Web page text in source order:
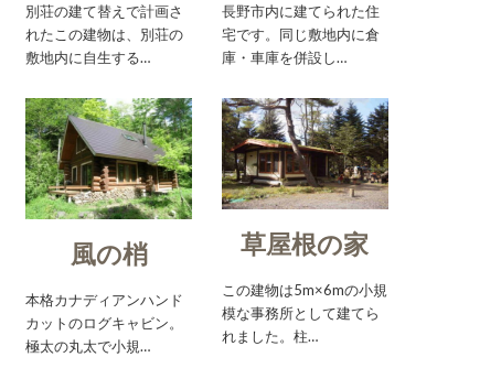
別荘の建て替えで計画さ
れたこの建物は、別荘の
敷地内に自生する…
長野市内に建てられた住
宅です。同じ敷地内に倉
庫・車庫を併設し…
風の梢
本格カナディアンハンド
カットのログキャビン。
極太の丸太で小規…
草屋根の家
この建物は5m×6mの小規
模な事務所として建てら
れました。柱…